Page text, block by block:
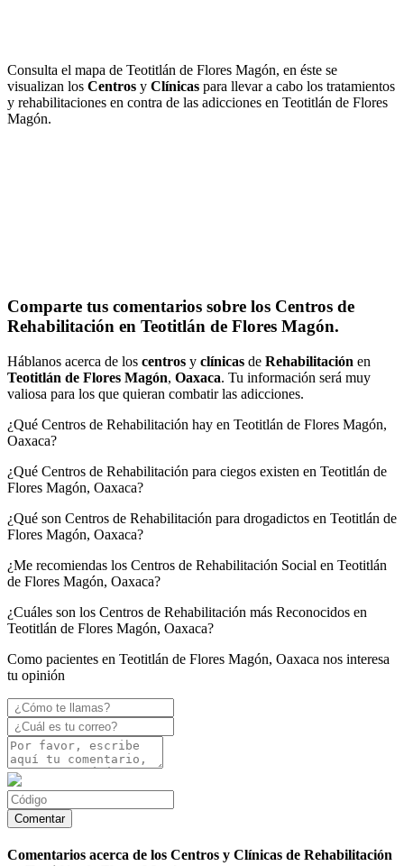
Consulta el mapa de Teotitlán de Flores Magón, en éste se
visualizan los Centros y Clínicas para llevar a cabo los tratamientos
y rehabilitaciones en contra de las adicciones en Teotitlán de Flores
Magón.
Comparte tus comentarios sobre los Centros de
Rehabilitación en Teotitlán de Flores Magón.
Háblanos acerca de los centros y clínicas de Rehabilitación en
Teotitlán de Flores Magón, Oaxaca. Tu información será muy
valiosa para los que quieran combatir las adicciones.
¿Qué Centros de Rehabilitación hay en Teotitlán de Flores Magón,
Oaxaca?
¿Qué Centros de Rehabilitación para ciegos existen en Teotitlán de
Flores Magón, Oaxaca?
¿Qué son Centros de Rehabilitación para drogadictos en Teotitlán de
Flores Magón, Oaxaca?
¿Me recomiendas los Centros de Rehabilitación Social en Teotitlán
de Flores Magón, Oaxaca?
¿Cuáles son los Centros de Rehabilitación más Reconocidos en
Teotitlán de Flores Magón, Oaxaca?
Como pacientes en Teotitlán de Flores Magón, Oaxaca nos interesa
tu opinión
Comentarios acerca de los Centros y Clínicas de Rehabilitación